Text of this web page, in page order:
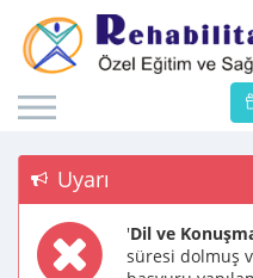
Uyarı
'Dil ve
süresi dolmuş